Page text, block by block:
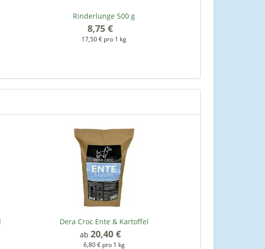
Rinderlunge 500 g
8,75 €
17,50 € pro 1 kg
Dera Croc Ente & Kartoffel
ab 20,40 €
6,80 € pro 1 kg